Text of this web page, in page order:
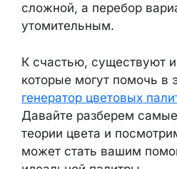
сложной, а перебор
утомительным.
К счастью, существуют
которые могут помочь в
генератор цветовых
Давайте разберем
теории цвета и
может стать вашим